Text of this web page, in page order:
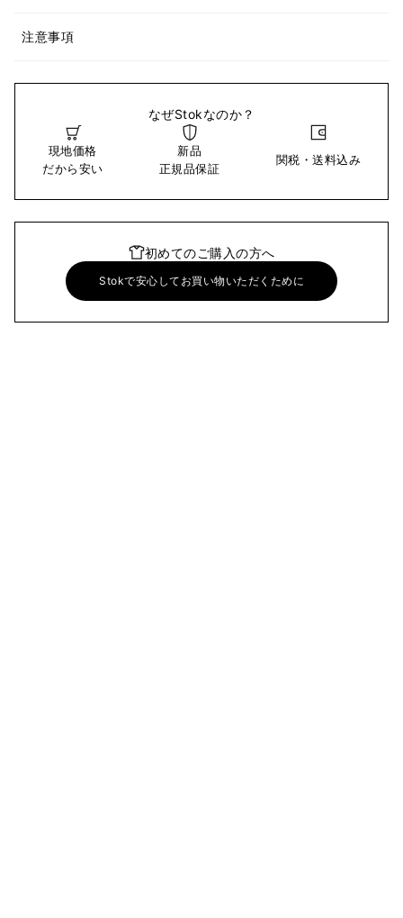
注意事項
なぜStokなのか？
現地価格
だから安い
新品
正規品保証
関税・送料込み
初めてのご購入の方へ
Stokで安心してお買い物いただくために